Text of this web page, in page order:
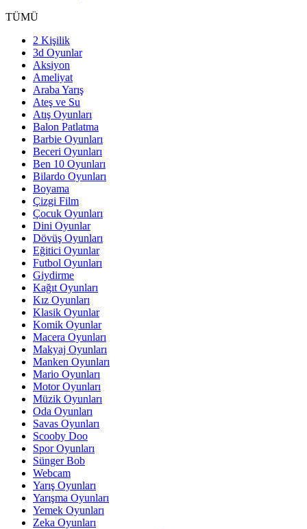
TÜMÜ
2 Kişilik
3d Oyunlar
Aksiyon
Ameliyat
Araba Yarış
Ateş ve Su
Atış Oyunları
Balon Patlatma
Barbie Oyunları
Beceri Oyunları
Ben 10 Oyunları
Bilardo Oyunları
Boyama
Çizgi Film
Çocuk Oyunları
Dini Oyunlar
Dövüş Oyunları
Eğitici Oyunlar
Futbol Oyunları
Giydirme
Kağıt Oyunları
Kız Oyunları
Klasik Oyunlar
Komik Oyunlar
Macera Oyunları
Makyaj Oyunları
Manken Oyunları
Mario Oyunları
Motor Oyunları
Müzik Oyunları
Oda Oyunları
Savas Oyunları
Scooby Doo
Spor Oyunları
Sünger Bob
Webcam
Yarış Oyunları
Yarışma Oyunları
Yemek Oyunları
Zeka Oyunları